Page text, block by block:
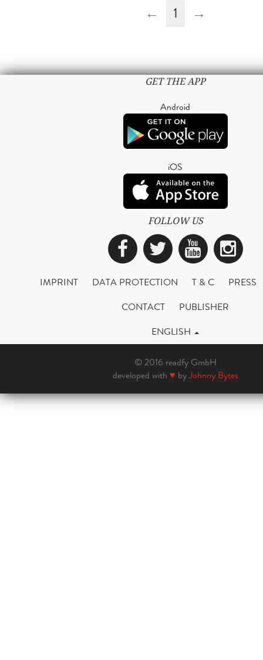
← 1 →
GET THE APP
Android
iOS
FOLLOW US
Facebook
Twitter
IMPRINT DATA PROTECTION T & C
PRESS
CONTACT
PUBLISHER
ENGLISH
© 2016 readfy GmbH
developed with ♥ byJohnny Bytes